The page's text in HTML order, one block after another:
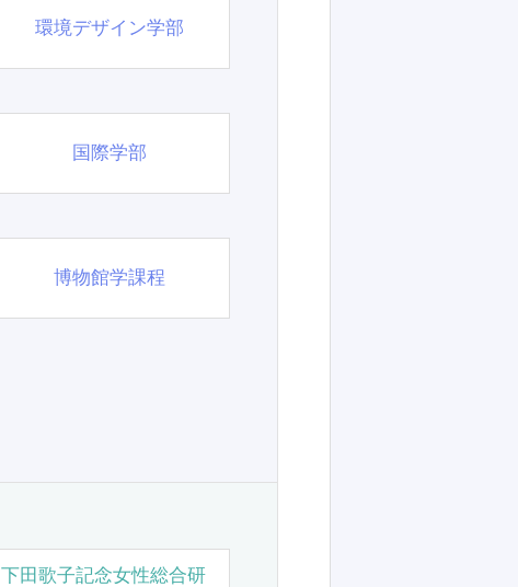
環境デザイン学部
国際学部
博物館学課程
下田歌子記念女性総合研